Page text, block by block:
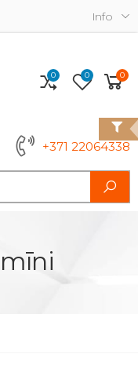
Info
+371 22064338
0 0 0